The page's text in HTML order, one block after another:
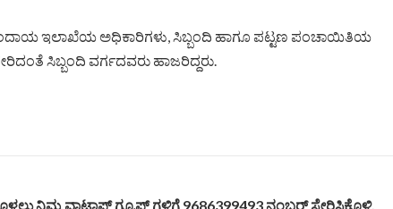
ಇಲಾಖೆಯ ಅಧಿಕಾರಿಗಳು, ಸಿಬ್ಬಂದಿ ಹಾಗೂ ಪಟ್ಟಣ ಪಂಚಾಯಿತಿಯ
ಸಿಬ್ಬಂದಿ ವರ್ಗದವರು ಹಾಜರಿದ್ದರು.
ನಿಮ್ಮ ವಾಟ್ಸಾಪ್ ಗ್ರೂಪ್ ಗಳಿಗೆ 9686399493 ನಂಬರ್ ಸೇರಿಸಿಕೊಳ್ಳಿ.